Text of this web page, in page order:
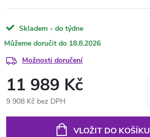
Skladem - do týdne
18.8.2026
Možnosti doručení
11 989 Kč
9 908 Kč bez DPH
VLOŽIT DO KOŠÍKU